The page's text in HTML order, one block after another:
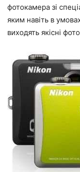
фотокамера зі
яким навіть в
виходять якісні